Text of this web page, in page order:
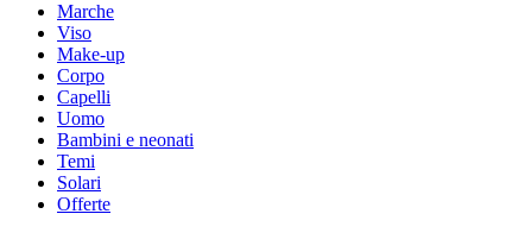
Marche
Viso
Make-up
Corpo
Capelli
Uomo
Bambini e neonati
Temi
Solari
Offerte